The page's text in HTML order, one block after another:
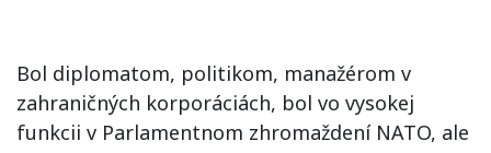
Bol diplomatom, politikom, manažérom v
zahraničných korporáciách, bol vo vysokej
funkcii v Parlamentnom zhromaždení NATO, ale